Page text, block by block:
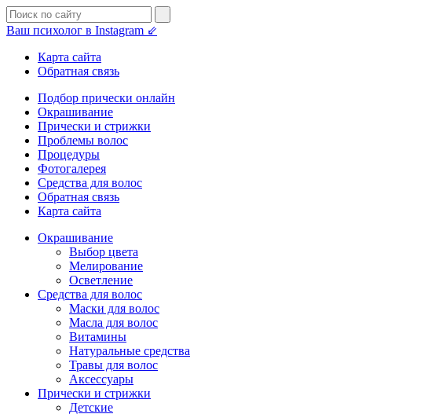
Ваш психолог в Instagram ⇙
Карта сайта
Обратная связь
Подбор прически онлайн
Окрашивание
Прически и стрижки
Проблемы волос
Процедуры
Фотогалерея
Средства для волос
Обратная связь
Карта сайта
Окрашивание
Выбор цвета
Мелирование
Осветление
Средства для волос
Маски для волос
Масла для волос
Витамины
Натуральные средства
Травы для волос
Аксессуары
Прически и стрижки
Детские